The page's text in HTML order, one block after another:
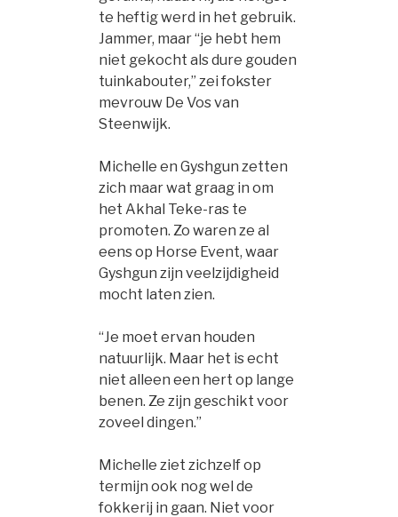
te heftig werd in het gebruik.
Jammer, maar “je hebt hem
niet gekocht als dure gouden
tuinkabouter,” zei fokster
mevrouw De Vos van
Steenwijk.
Michelle en Gyshgun zetten
zich maar wat graag in om
het Akhal Teke-ras te
promoten. Zo waren ze al
eens op Horse Event, waar
Gyshgun zijn veelzijdigheid
mocht laten zien.
“Je moet ervan houden
natuurlijk. Maar het is echt
niet alleen een hert op lange
benen. Ze zijn geschikt voor
zoveel dingen.”
Michelle ziet zichzelf op
termijn ook nog wel de
fokkerij in gaan. Niet voor